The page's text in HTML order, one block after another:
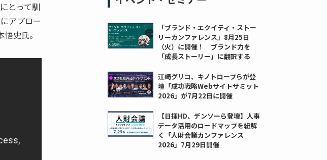
とって馴
アプロー
史氏。
「ブランド・エクイティ・ストー
リーカンファレンス」8月25日
（火）に開催！ ブランド力を
「成長ストーリー」に翻訳する
江崎グリコ、キノトロープらが登
壇「成功戦略Webサイトサミット
2026」が7月22日に開催
【日揮HD、デンソーら登壇】人事
データ活用のロードマップを紐解
く「人財会議カンファレンス
2026」7月29日開催